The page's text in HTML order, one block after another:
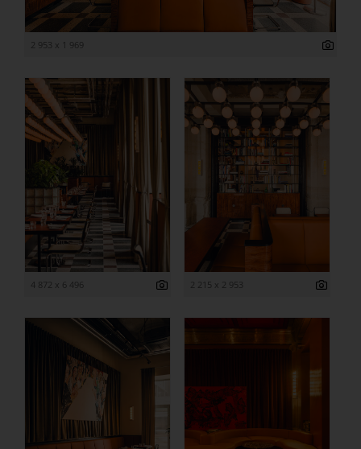
2 953 x 1 969
4 872 x 6 496 2 215 x 2 953